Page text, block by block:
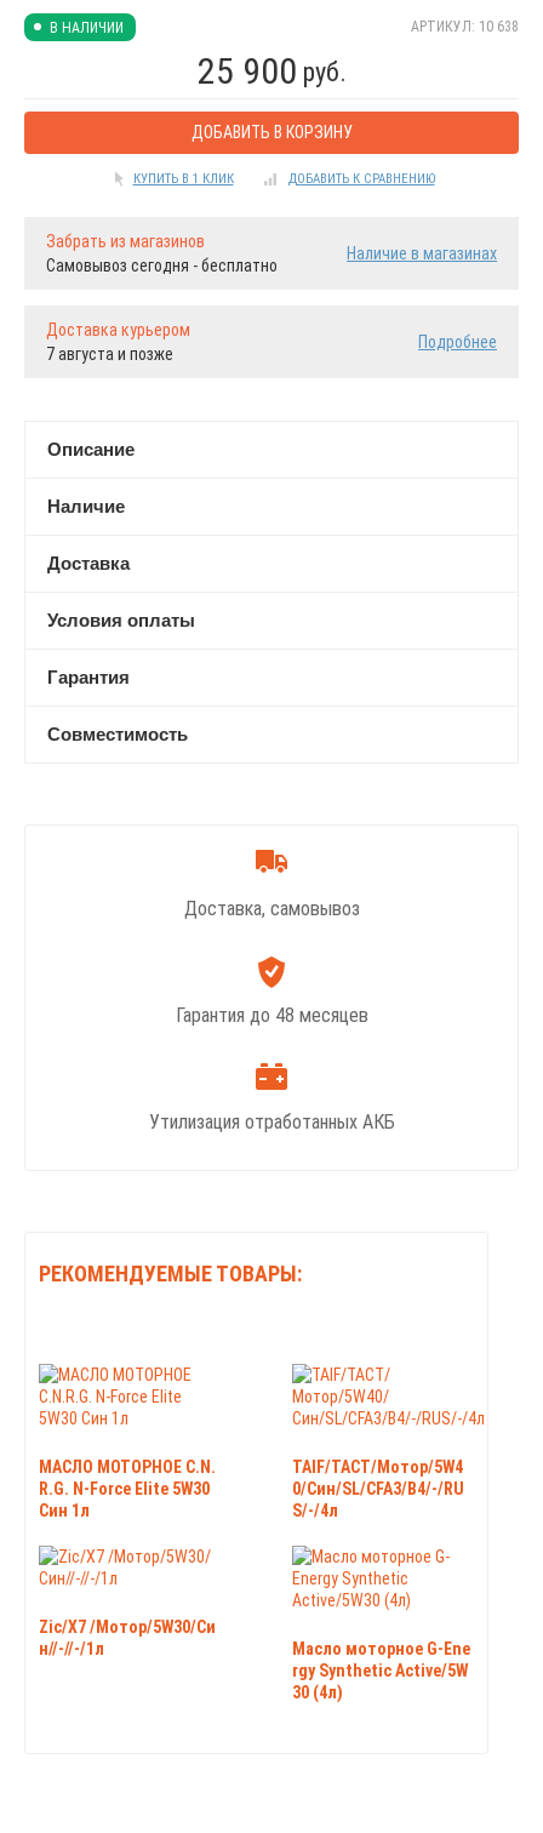
В НАЛИЧИИ АРТИКУЛ: 10 638
25 900 руб.
ДОБАВИТЬ В КОРЗИНУ
КУПИТЬ В 1 КЛИК ДОБАВИТЬ К СРАВНЕНИЮ
Забрать из магазинов
Самовывоз сегодня - бесплатно
Наличие в магазинах
Доставка курьером
7 августа и позже
Подробнее
Описание
Наличие
Доставка
Условия оплаты
Гарантия
Совместимость
Доставка, самовывоз
Гарантия до 48 месяцев
Утилизация отработанных АКБ
РЕКОМЕНДУЕМЫЕ ТОВАРЫ:
МАСЛО МОТОРНОЕ C.N.
R.G. N-Force Elite 5W30
Син 1л
TAIF/TACT/Мотор/5W4
0/Син/SL/CFA3/B4/-/RU
S/-/4л
Zic/X7 /Мотор/5W30/Си
н//-//-/1л
Масло моторное G-Ene
rgy Synthetic Active/5W
30 (4л)